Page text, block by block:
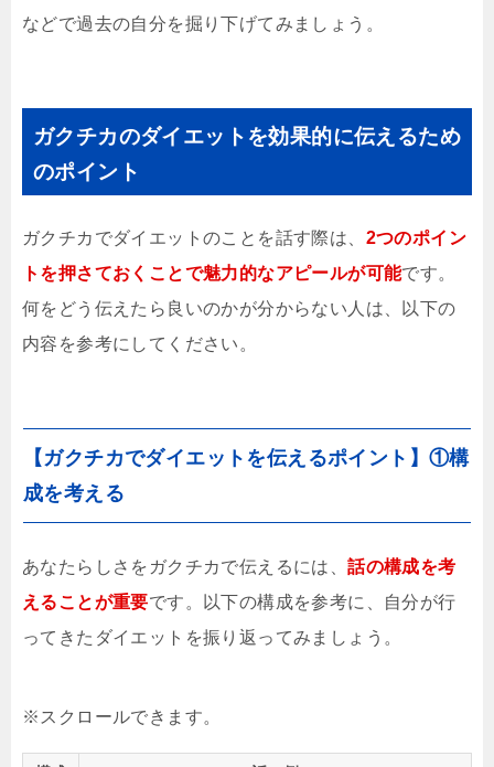
などで過去の自分を掘り下げてみましょう。
ガクチカのダイエットを効果的に伝えるため
のポイント
ガクチカでダイエットのことを話す際は、 2つのポイン
トを押さておくことで魅力的なアピールが可能です。
何をどう伝えたら良いのかが分からない人は、以下の
内容を参考にしてください。
【ガクチカでダイエットを伝えるポイント】①構
成を考える
あなたらしさをガクチカで伝えるには、話の構成を考
えることが重要です。以下の構成を参考に、自分が行
ってきたダイエットを振り返ってみましょう。